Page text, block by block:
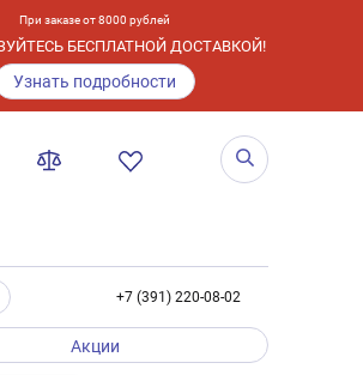
При заказе от 8000 рублей
БЕСПЛАТНОЙ ДОСТАВКОЙ!
Узнать подробности
+7 (391) 220-08-02
Акции